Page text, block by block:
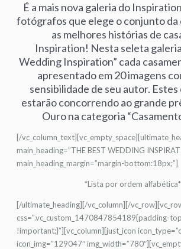
É a mais nova galeria do
fotógrafos que elege o conjunto da
as melhores histórias de
Inspiration! Nesta seleta
Wedding Inspiration” cada
apresentado em 20 imagens
sensibilidade de seu autor.
estarão concorrendo ao grande
Ouro na categoria
[/
main_heading=”THE BEST WEDDING
main_heading_margin=”margin-bottom:18px;”]
*Lista por ordem alfabética*
[/ultimate_heading][/vc_column][/
css=”.vc_custom_1470847854189{padding-
!important;}”][vc_column][just_icon
icon_img=”129047″